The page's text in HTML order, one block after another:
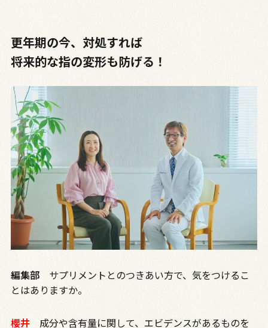
更年期の今、対処すれば
将来的な指の変形も防げる！
編集部サプリメントとのつきあい方で、気をつけるこ
とはありますか。
櫻井成分や含有量に関して、エビデンスがあるものを